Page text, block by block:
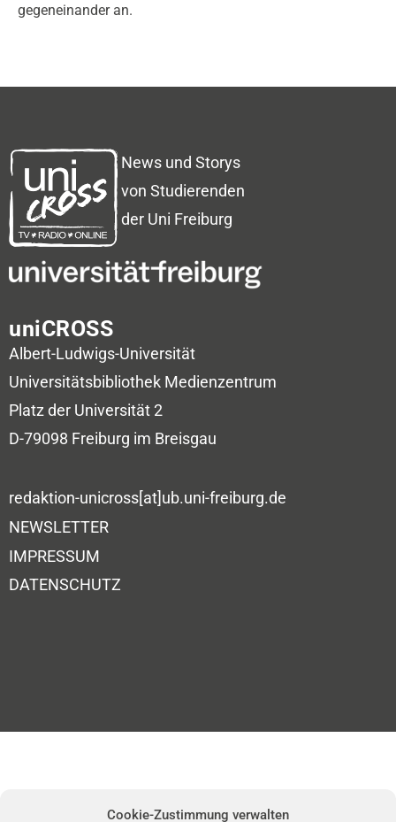
Cookie-Zustimmung verwalten
gegeneinander an.
News und Storys
von Studierenden
der Uni Freiburg
uniCROSS
Albert-Ludwigs-Universität
Universitätsbibliothek Medienzentrum
Platz der Universität 2
D-79098 Freiburg im Breisgau
redaktion-unicross[at]ub.uni-freiburg.de
NEWSLETTER
IMPRESSUM
DATENSCHUTZ